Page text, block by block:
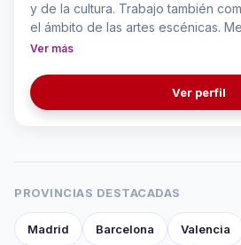
y de la cultura. Trabajo también
el ámbito de las artes escénicas.
belleza, pero siempre siendo
soy vegetariana.
Ver más
Ver perfil
PROVINCIAS DESTACADAS
Madrid Barcelona Valencia